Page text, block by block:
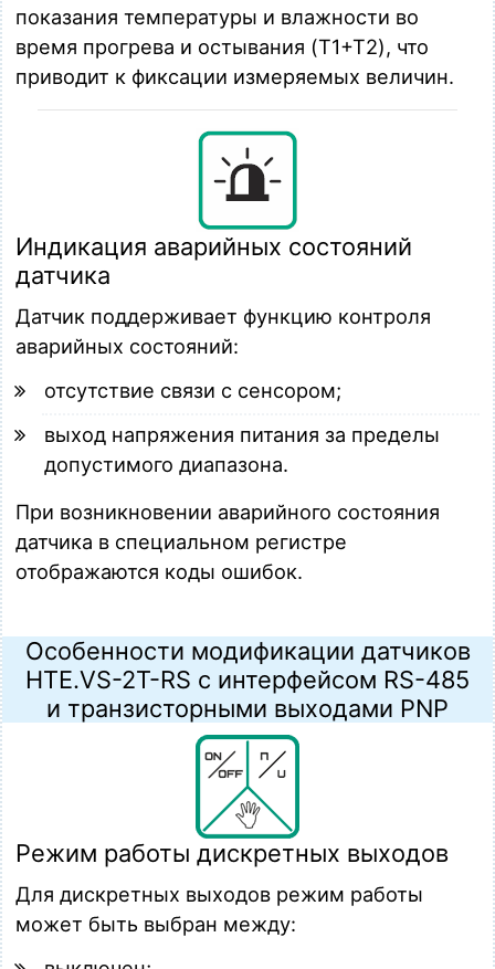
показания температуры и влажности во
время прогрева и остывания (T1+T2), что
приводит к фиксации измеряемых величин.
Индикация аварийных состояний
датчика
Датчик поддерживает функцию контроля
аварийных состояний:
отсутствие связи с сенсором;
выход напряжения питания за пределы
допустимого диапазона.
При возникновении аварийного состояния
датчика в специальном регистре
отображаются коды ошибок.
Особенности модификации датчиков
HTE.VS-2T-RS с интерфейсом RS-485
и транзисторными выходами PNP
Режим работы дискретных выходов
Для дискретных выходов режим работы
может быть выбран между: